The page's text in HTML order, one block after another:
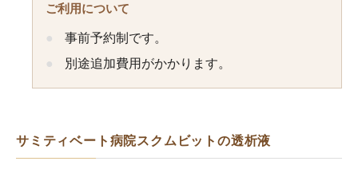
ご利用について
事前予約制です。
別途追加費用がかかります。
サミティベート病院スクムビットの透析液